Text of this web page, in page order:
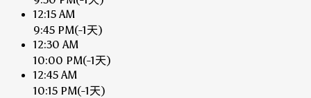
12:15 AM
9:45 PM(-1天)
12:30 AM
10:00 PM(-1天)
12:45 AM
10:15 PM(-1天)